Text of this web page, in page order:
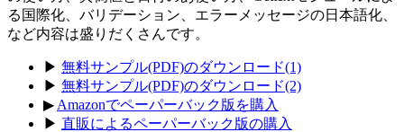
る国際化、バリデーション、エラーメッセージの日本語化、
など内容は盛りだくさんです。
▶ 無料サンプル(PDF)のダウンロード(1)
▶ 無料サンプル(PDF)のダウンロード(2)
▶ Amazonでペーパーバック版を購入
▶ 直販によるペーパーバック版の購入